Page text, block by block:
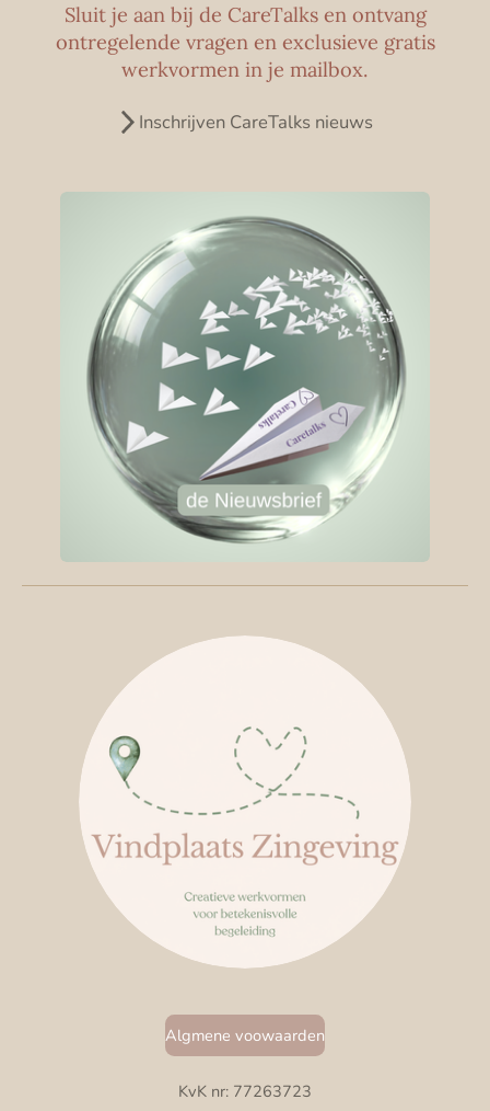
Sluit je aan bij de CareTalks en ontvang
ontregelende vragen en exclusieve gratis
werkvormen in je mailbox.
Inschrijven CareTalks nieuws
Algmene voowaarden
KvK nr: 77263723